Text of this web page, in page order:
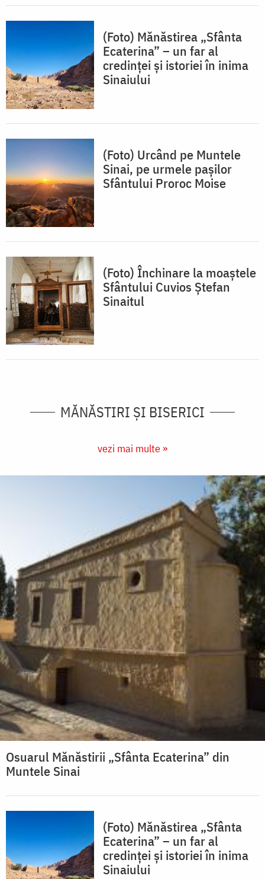
(Foto) Mănăstirea „Sfânta
Ecaterina” – un far al
credinței și istoriei în inima
Sinaiului
(Foto) Urcând pe Muntele
Sinai, pe urmele pașilor
Sfântului Proroc Moise
(Foto) Închinare la moaștele
Sfântului Cuvios Ștefan
Sinaitul
MĂNĂSTIRI ȘI BISERICI
vezi mai multe »
Osuarul Mănăstirii „Sfânta Ecaterina” din
Muntele Sinai
(Foto) Mănăstirea „Sfânta
Ecaterina” – un far al
credinței și istoriei în inima
Sinaiului